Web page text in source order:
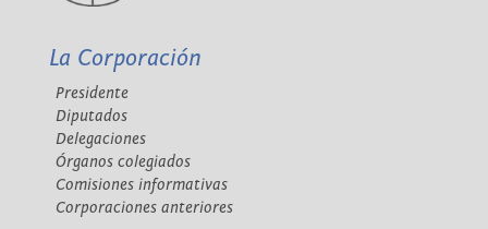
La Corporación
Presidente
Diputados
Delegaciones
Órganos colegiados
Comisiones informativas
Corporaciones anteriores